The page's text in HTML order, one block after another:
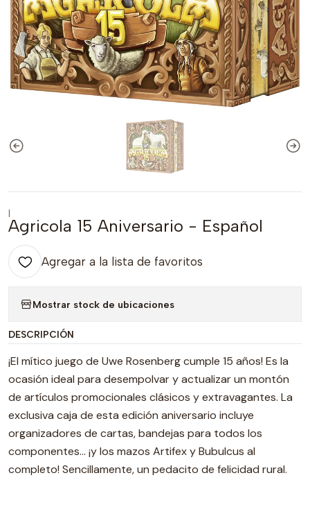
|
Agricola 15 Aniversario - Español
Agregar a la lista de favoritos
Mostrar stock de ubicaciones
DESCRIPCIÓN
¡El mítico juego de Uwe Rosenberg cumple 15 años! Es la
ocasión ideal para desempolvar y actualizar un montón
de artículos promocionales clásicos y extravagantes. La
exclusiva caja de esta edición aniversario incluye
organizadores de cartas, bandejas para todos los
componentes... ¡y los mazos Artifex y Bubulcus al
completo! Sencillamente, un pedacito de felicidad rural.